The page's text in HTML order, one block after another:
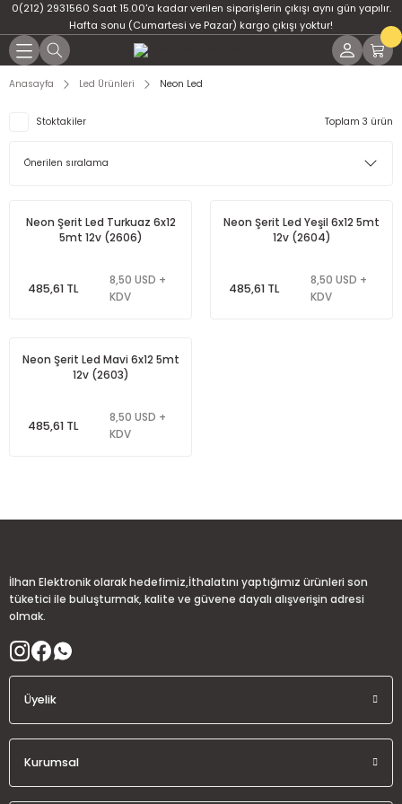
0(212) 2931560 Saat 15.00'a kadar verilen siparişlerin çıkışı aynı gün yapılır.
Hafta sonu (Cumartesi ve Pazar) kargo çıkışı yoktur!
Geri Dön
Geri Dön
Geri Dön
Geri Dön
Geri Dön
Geri Dön
Anasayfa Led Ürünleri Neon Led
Stoktakiler Toplam 3 ürün
Neon Şerit Led Turkuaz 6x12
5mt 12v (2606)
485,61 TL
8,50 USD +
KDV
Neon Şerit Led Yeşil 6x12 5mt
12v (2604)
485,61 TL
8,50 USD +
KDV
Neon Şerit Led Mavi 6x12 5mt
12v (2603)
485,61 TL
8,50 USD +
KDV
İlhan Elektronik olarak hedefimiz,İthalatını yaptığımız ürünleri son
tüketici ile buluşturmak, kalite ve güvene dayalı alışverişin adresi
olmak.
Üyelik
Kurumsal